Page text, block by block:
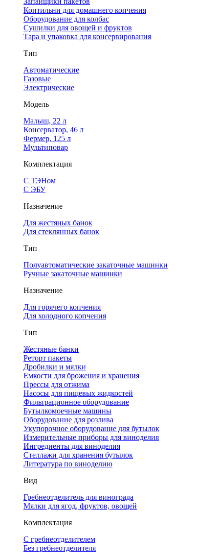
Коптильни для домашнего копчения
Оборудование для колбас
Сушилки для овощей и фруктов
Тара и упаковка для консервирования
Тип
Автоматические
Газовые
Электрические
Модель
Малыш, 22 л
Консерватор, 46 л
Фермер, 125 л
Мультиповар
Комплектация
С ТЭНом
С ЭБУ
Назначение
Для жестяных банок
Для стеклянных банок
Тип
Полуавтоматические закаточные машинки
Ручные закаточные машинки
Назначение
Для горячего копчения
Для холодного копчения
Тип
Жестяные банки
Реторт пакеты
Дробилки и мялки
Емкости для брожения и хранения
Прессы для отжима
Насосы для пищевых жидкостей
Фильтрационное оборудование
Бутылкомоечные машины
Оборудование для розлива
Укупорочное оборудование для бутылок
Измерительные приборы для виноделия
Ингредиенты для виноделия
Стеллажи для хранения бутылок
Литература по виноделию
Вид
Гребнеотделитель для винограда
Мялки для ягод, фруктов, овощей
Комплектация
С гребнеотделителем
Без гребнеотделителя